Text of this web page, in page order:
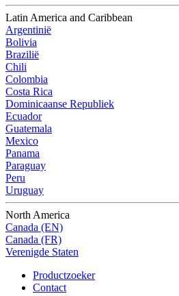
Latin America and Caribbean
Argentinië
Bolivia
Brazilië
Chili
Colombia
Costa Rica
Dominicaanse Republiek
Ecuador
Guatemala
Mexico
Panama
Paraguay
Peru
Uruguay
North America
Canada (EN)
Canada (FR)
Verenigde Staten
Productzoeker
Contact